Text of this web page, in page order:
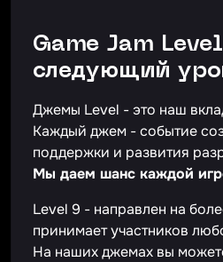
Game Jam
следующий
Джемы Level - это наш
Каждый джем - событие
поддержки и развития
Мы даем шанс каждой
Level 9 - направлен на
принимает участников
На наших джемах вы